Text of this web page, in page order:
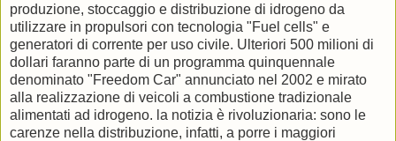
produzione, stoccaggio e distribuzione di idrogeno da
utilizzare in propulsori con tecnologia "Fuel cells" e
generatori di corrente per uso civile. Ulteriori 500 milioni di
dollari faranno parte di un programma quinquennale
denominato "Freedom Car" annunciato nel 2002 e mirato
alla realizzazione di veicoli a combustione tradizionale
alimentati ad idrogeno. la notizia è rivoluzionaria: sono le
carenze nella distribuzione, infatti, a porre i maggiori